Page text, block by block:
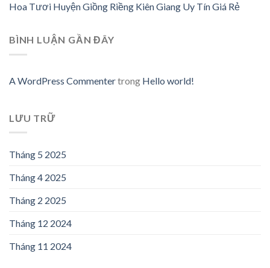
Hoa Tươi Huyện Giồng Riềng Kiên Giang Uy Tín Giá Rẻ
BÌNH LUẬN GẦN ĐÂY
A WordPress Commentertrong Hello world!
LƯU TRỮ
Tháng 5 2025
Tháng 4 2025
Tháng 2 2025
Tháng 12 2024
Tháng 11 2024